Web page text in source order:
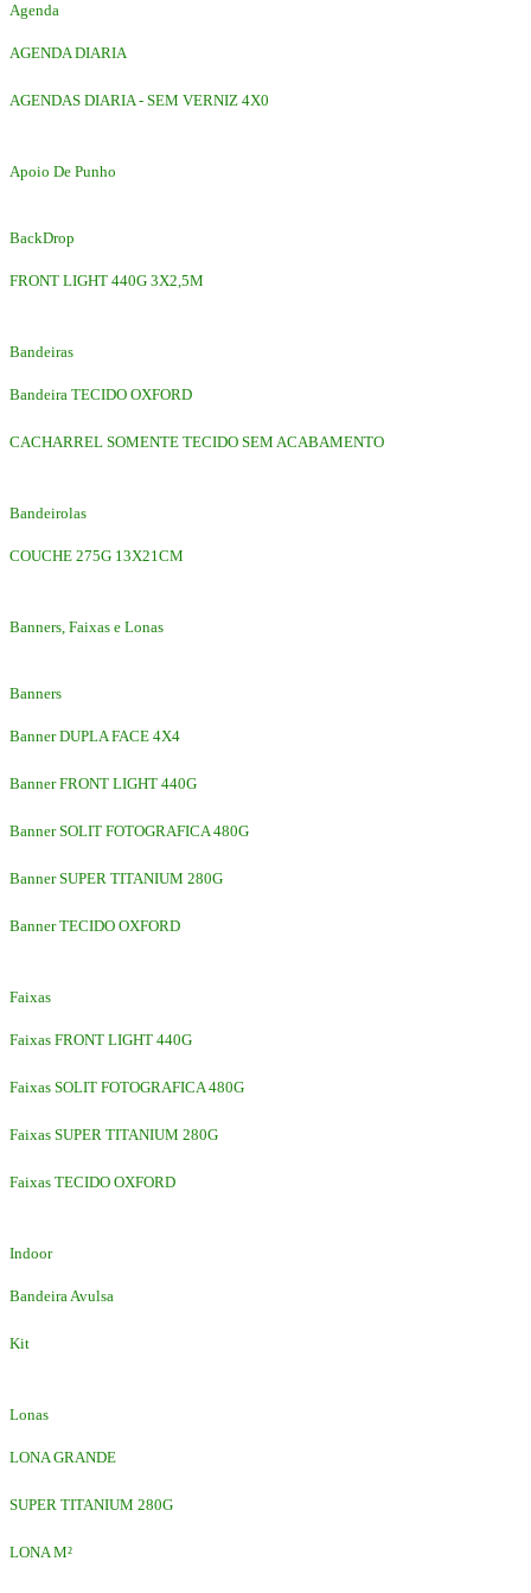
Agenda
AGENDA DIARIA
AGENDAS DIARIA - SEM VERNIZ 4X0
Apoio De Punho
BackDrop
FRONT LIGHT 440G 3X2,5M
Bandeiras
Bandeira TECIDO OXFORD
CACHARREL SOMENTE TECIDO SEM ACABAMENTO
Bandeirolas
COUCHE 275G 13X21CM
Banners, Faixas e Lonas
Banners
Banner DUPLA FACE 4X4
Banner FRONT LIGHT 440G
Banner SOLIT FOTOGRAFICA 480G
Banner SUPER TITANIUM 280G
Banner TECIDO OXFORD
Faixas
Faixas FRONT LIGHT 440G
Faixas SOLIT FOTOGRAFICA 480G
Faixas SUPER TITANIUM 280G
Faixas TECIDO OXFORD
Indoor
Bandeira Avulsa
Kit
Lonas
LONA GRANDE
SUPER TITANIUM 280G
LONA M²